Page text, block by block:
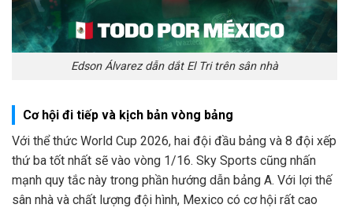
Edson Álvarez dẫn dắt El Tri trên sân nhà
Cơ hội đi tiếp và kịch bản vòng bảng
Với thể thức World Cup 2026, hai đội đầu bảng và 8 đội xếp
thứ ba tốt nhất sẽ vào vòng 1/16. Sky Sports cũng nhấn
mạnh quy tắc này trong phần hướng dẫn bảng A. Với lợi thế
sân nhà và chất lượng đội hình, Mexico có cơ hội rất cao